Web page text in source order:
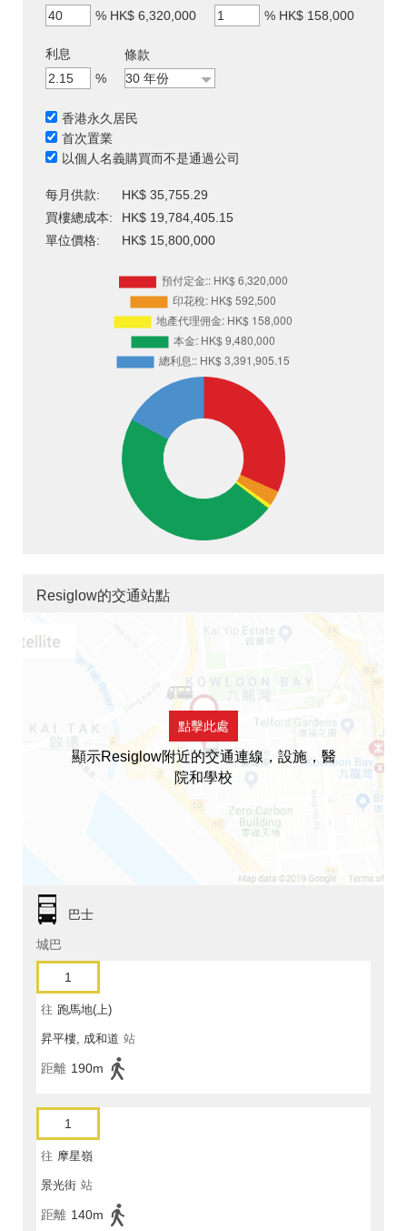
% HK$ 6,320,000
% HK$ 158,000
利息
%
條款
香港永久居民
首次置業
以個人名義購買而不是通過公司
每月供款:
HK$ 35,755.29
買樓總成本:
HK$ 19,784,405.15
單位價格:
HK$ 15,800,000
Resiglow的交通站點
點擊此處
顯示Resiglow附近的交通連線，設施，醫
院和學校
巴士
城巴
1
往 跑馬地(上)
昇平樓, 成和道 站
距離 190m
1
往 摩星嶺
景光街 站
距離 140m